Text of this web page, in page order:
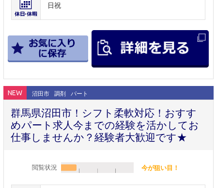
日祝
NEW 沼田市 調剤 パート
群馬県沼田市！シフト柔軟対応！おすす
めパート求人今までの経験を活かしてお
仕事しませんか？経験者大歓迎です★
閲覧状況 今が狙い目！